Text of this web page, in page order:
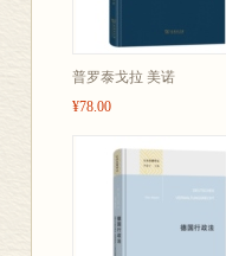
普罗泰戈拉 美诺
¥78.00